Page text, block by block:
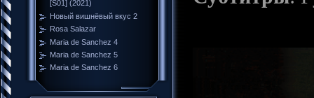
[S01] (2021)
Новый вишнёвый вкус 2
Rosa Salazar
Maria de Sanchez 4
Maria de Sanchez 5
Maria de Sanchez 6